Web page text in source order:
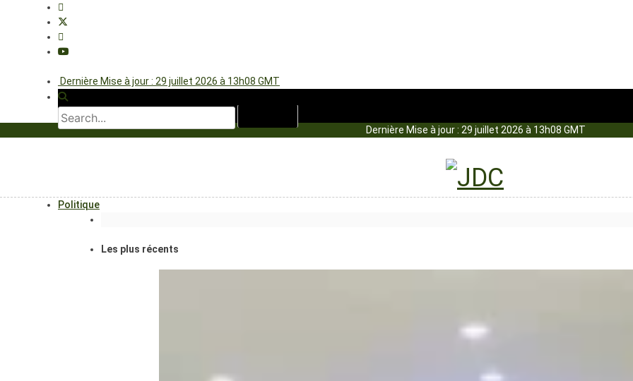
Dernière Mise à jour : 29 juillet 2026 à 13h08 GMT
Dernière Mise à jour : 29 juillet 2026 à 13h08 GMT
Politique
Les plus récents